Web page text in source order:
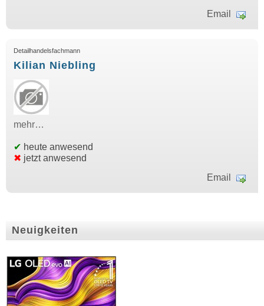
Email
Detailhandelsfachmann
Kilian Niebling
mehr…
✔ heute anwesend
✖ jetzt anwesend
Email
Neuigkeiten